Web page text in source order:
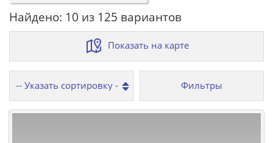
Найдено: 10 из 125 вариантов
Показать на карте
Фильтры